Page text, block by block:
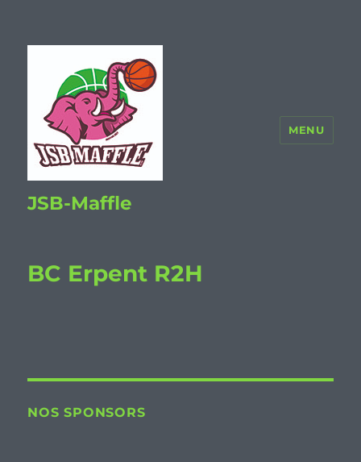
JSB-Maffle
MENU
BC Erpent R2H
NOS SPONSORS